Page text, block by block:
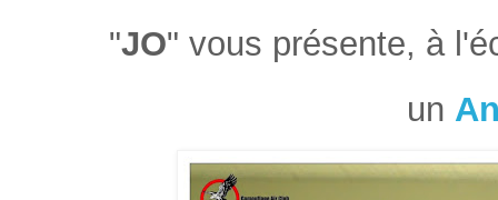
"JO" vous présente, à
un